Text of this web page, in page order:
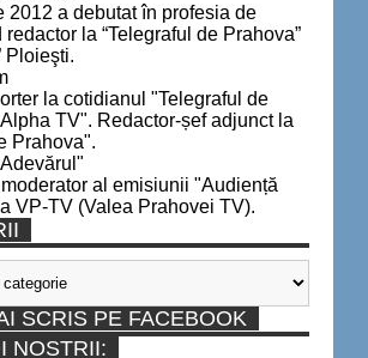
2012 a debutat în profesia de
la “Telegraful de Prahova”
Ploieşti.
la cotidianul "Telegraful de
TV". Redactor-șef adjunct la
Prahova".
al emisiunii "Audiență
VP-TV (Valea Prahovei TV).
SCRIS PE FACEBOOK
NOSTRII: